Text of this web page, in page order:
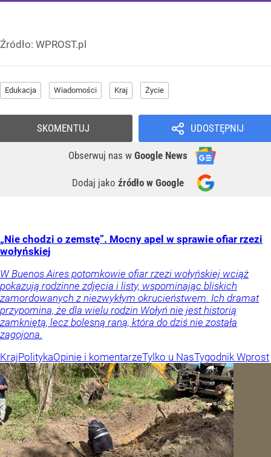
Źródło: WPROST.pl
Edukacja Wiadomości Kraj Życie
UDOSTĘPNIJ
Obserwuj nas w Google News
Dodaj jako źródło w Google
SKOMENTUJ
„Nie chodzi o zemstę”. Mocny apel w sprawie ofiar rzezi
wołyńskiej
W Buenos Aires potomkowie ofiar rzezi wołyńskiej wciąż
pokazują rodzinne zdjęcia i listy, wspominając bliskich
zamordowanych z niezwykłym okrucieństwem. Ich dramat
przypomina, że dla wielu rodzin Wołyń nie jest historią
zamkniętą, lecz bolesną raną, która do dziś nie została
zagojona.
KrajPolitykaOpinie i komentarzeTylko u NasTygodnik Wprost